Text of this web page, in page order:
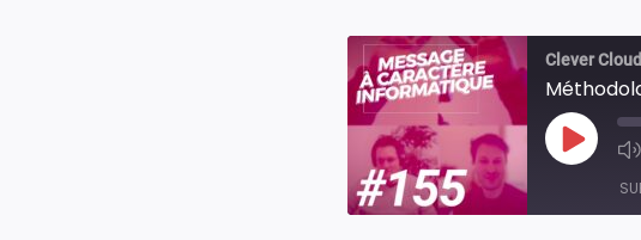
Clever Cloud
Play
Episode